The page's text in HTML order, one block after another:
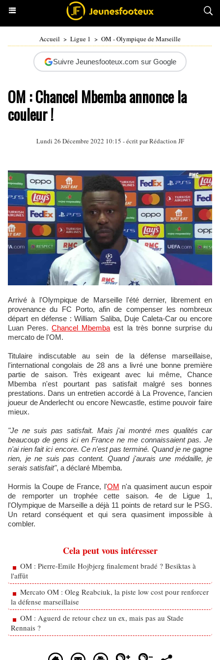
Accueil > Ligue 1 > OM - Olympique de Marseille
Suivre Jeunesfooteux.com sur Google
OM : Chancel Mbemba annonce la
couleur !
Lundi 26 Décembre 2022 10:15 - écrit par Rédaction JF
Arrivé à l'Olympique de Marseille l'été dernier, librement en
provenance du FC Porto, afin de compenser les nombreux
départ en défense : William Saliba, Duje Caleta-Car ou encore
Luan Peres.Chancel Mbemba est la très bonne surprise du
mercato de l'OM.
Titulaire indiscutable au sein de la défense marseillaise,
l'international congolais de 28 ans a livré une bonne première
partie de saison. Très exigeant avec lui même, Chance
Mbemba n'est pourtant pas satisfait malgré ses bonnes
prestations. Dans un entretien accordé à La Provence, l'ancien
joueur de Anderlecht ou encore Newcastle, estime pouvoir faire
mieux.
"Je ne suis pas satisfait. Mais j'ai montré mes qualités car
beaucoup de gens ici en France ne me connaissaient pas. Je
n'ai rien fait ici encore. Ce n'est pas terminé. Quand je ne gagne
rien, je ne suis pas content. Quand j'aurais une médaille, je
serais satisfait", a déclaré Mbemba.
Hormis la Coupe de France, l'OM n'a quasiment aucun espoir
de remporter un trophée cette saison. 4e de Ligue 1,
l'Olympique de Marseille a déjà 11 points de retard sur le PSG.
Un retard conséquent et qui sera quasiment impossible à
combler.
Cela peut vous intéresser
OM : Pierre-Emile Hojbjerg finalement bradé ? Besiktas à
l'affût
Mercato OM : Oleg Reabciuk, la piste low cost pour renforcer
la défense marseillaise
OM : Aguerd de retour chez un ex, mais pas au Stade
Rennais ?